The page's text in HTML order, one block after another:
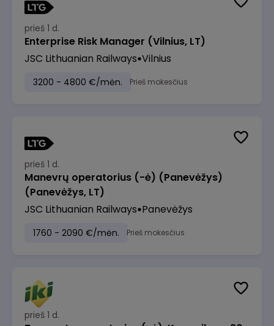
prieš 1 d.
Enterprise Risk Manager (Vilnius, LT)
JSC Lithuanian Railways Vilnius
3200 - 4800 €/mėn. Prieš mokesčius
prieš 1 d.
Manevrų operatorius (-ė) (Panevėžys)
(Panevėžys, LT)
JSC Lithuanian Railways Panevėžys
1760 - 2090 €/mėn. Prieš mokesčius
prieš 1 d.